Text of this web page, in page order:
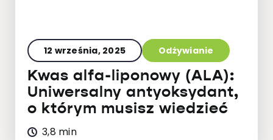
12 września, 2025 Odżywianie
Kwas alfa-liponowy (ALA):
Uniwersalny antyoksydant,
o którym musisz wiedzieć
3,8 min